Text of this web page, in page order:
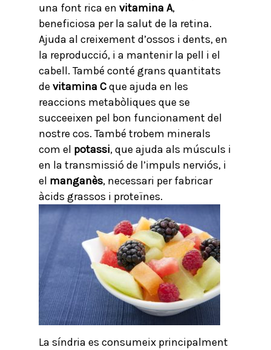
una font rica en vitamina A,
beneficiosa per la salut de la retina.
Ajuda al creixement d’ossos i dents, en
la reproducció, i a mantenir la pell i el
cabell. També conté grans quantitats
de vitamina Cque ajuda en les
reaccions metabòliques que se
succeeixen pel bon funcionament del
nostre cos. També trobem minerals
com el potassi, que ajuda als músculs i
en la transmissió de l’impuls nerviós, i
el manganès, necessari per fabricar
àcids grassos i proteïnes.
La síndria es consumeix principalment